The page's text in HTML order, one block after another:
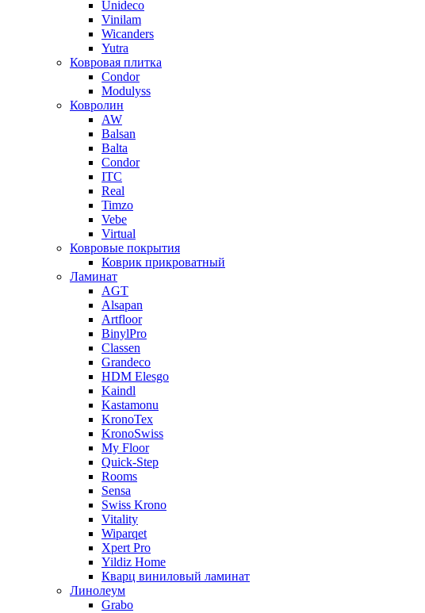
Unideco
Vinilam
Wicanders
Yutra
Ковровая плитка
Condor
Modulyss
Ковролин
AW
Balsan
Balta
Condor
ITC
Real
Timzo
Vebe
Virtual
Ковровые покрытия
Коврик прикроватный
Ламинат
AGT
Alsapan
Artfloor
BinylPro
Classen
Grandeco
HDM Elesgo
Kaindl
Kastamonu
KronoTex
KronoSwiss
My Floor
Quick-Step
Rooms
Sensa
Swiss Krono
Vitality
Wiparqet
Xpert Pro
Yildiz Home
Кварц виниловый ламинат
Линолеум
Grabo